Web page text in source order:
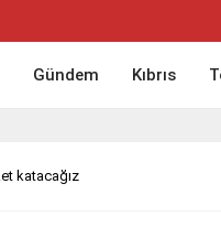
Gündem Kıbrıs
katacağız